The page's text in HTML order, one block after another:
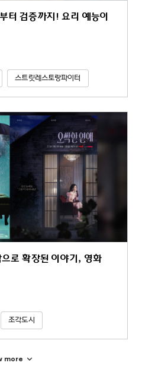
검증까지! 요리 예능이
스트릿레스토랑파이터
로 확장된 이야기, 영화
조각도시
more